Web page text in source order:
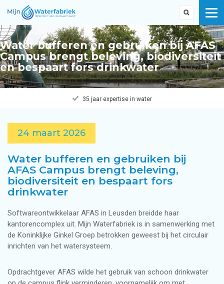
Water bufferen en gebruiken bij AFAS
Campus brengt beleving, biodiversiteit
en bespaart fors drinkwater
35 jaar expertise in water
24 maart 2026
Water bufferen en gebruiken bij
AFAS Campus brengt beleving,
biodiversiteit en bespaart fors
drinkwater
Softwareontwikkelaar AFAS in Leusden breidde haar
kantorencomplex uit. Mijn Waterfabriek is in samenwerking met
de Koninklijke Ginkel Groep betrokken geweest bij het circulair
inrichten van het watersysteem.
Opdrachtgever AFAS wilde het gebruik van schoon drinkwater